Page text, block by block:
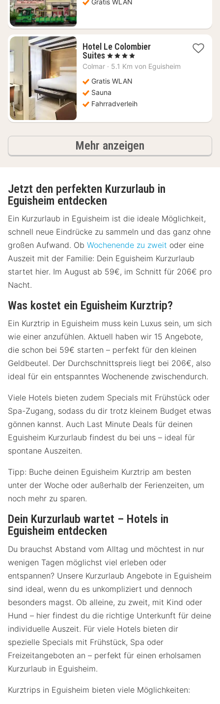
Hotel Le Colombier
Suites1
Nacht
194,72
€
, 4 Sterne
Colmar · 5.1 Km von Eguisheim
Gratis WLAN
Sauna
Fahrradverleih
Mehr anzeigen
Jetzt den perfekten Kurzurlaub in
Eguisheim entdecken
Ein Kurzurlaub in Eguisheim ist die ideale Möglichkeit,
schnell neue Eindrücke zu sammeln und das ganz ohne
großen Aufwand. Ob Wochenende zu zweit oder eine
Auszeit mit der Familie: Dein Eguisheim Kurzurlaub
startet hier. Im August ab 59€, im Schnitt für 206€ pro
Nacht.
Was kostet ein Eguisheim Kurztrip?
Ein Kurztrip in Eguisheim muss kein Luxus sein, um sich
wie einer anzufühlen. Aktuell haben wir 15 Angebote,
die schon bei 59€ starten – perfekt für den kleinen
Geldbeutel. Der Durchschnittspreis liegt bei 206€, also
ideal für ein entspanntes Wochenende zwischendurch.
Viele Hotels bieten zudem Specials mit Frühstück oder
Spa-Zugang, sodass du dir trotz kleinem Budget etwas
gönnen kannst. Auch Last Minute Deals für deinen
Eguisheim Kurzurlaub findest du bei uns – ideal für
spontane Auszeiten.
Tipp: Buche deinen Eguisheim Kurztrip am besten
unter der Woche oder außerhalb der Ferienzeiten, um
noch mehr zu sparen.
Dein Kurzurlaub wartet – Hotels in
Eguisheim entdecken
Du brauchst Abstand vom Alltag und möchtest in nur
wenigen Tagen möglichst viel erleben oder
entspannen? Unsere Kurzurlaub Angebote in Eguisheim
sind ideal, wenn du es unkompliziert und dennoch
besonders magst. Ob alleine, zu zweit, mit Kind oder
Hund – hier findest du die richtige Unterkunft für deine
individuelle Auszeit. Für viele Hotels bieten dir
spezielle Specials mit Frühstück, Spa oder
Freizeitangeboten an – perfekt für einen erholsamen
Kurzurlaub in Eguisheim.
Kurztrips in Eguisheim bieten viele Möglichkeiten: